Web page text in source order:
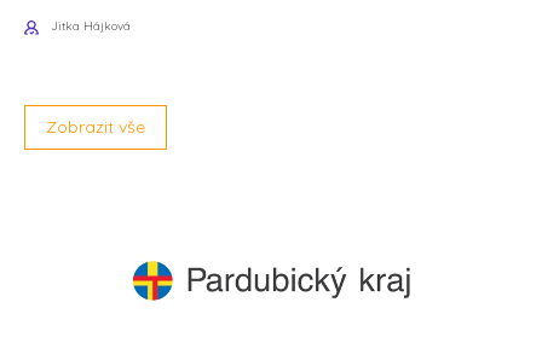
Jitka Hájková
Zobrazit vše